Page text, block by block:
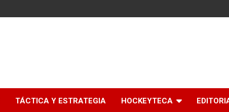
TÁCTICA Y ESTRATEGIA HOCKEYTECA